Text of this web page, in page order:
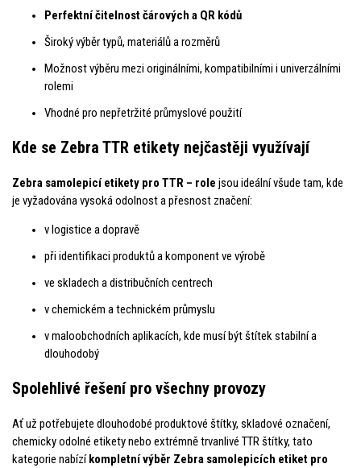
Perfektní čitelnost čárových a QR kódů
Široký výběr typů, materiálů a rozměrů
Možnost výběru mezi originálními, kompatibilními i univerzálními
rolemi
Vhodné pro nepřetržité průmyslové použití
Kde se Zebra TTR etikety nejčastěji využívají
Zebra samolepicí etikety pro TTR – role jsou ideální všude tam, kde
je vyžadována vysoká odolnost a přesnost značení:
v logistice a dopravě
při identifikaci produktů a komponent ve výrobě
ve skladech a distribučních centrech
v chemickém a technickém průmyslu
v maloobchodních aplikacích, kde musí být štítek stabilní a
dlouhodobý
Spolehlivé řešení pro všechny provozy
Ať už potřebujete dlouhodobé produktové štítky, skladové označení,
chemicky odolné etikety nebo extrémně trvanlivé TTR štítky, tato
kategorie nabízíkompletní výběr Zebra samolepicích etiket pro